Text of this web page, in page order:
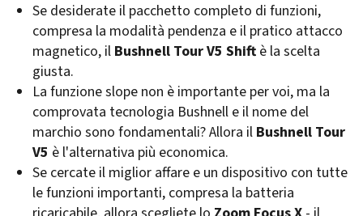
Se desiderate il pacchetto completo di funzioni,
compresa la modalità pendenza e il pratico attacco
magnetico, il Bushnell Tour V5 Shift è la scelta
giusta.
La funzione slope non è importante per voi, ma la
comprovata tecnologia Bushnell e il nome del
marchio sono fondamentali? Allora il Bushnell Tour
V5 è l'alternativa più economica.
Se cercate il miglior affare e un dispositivo con tutte
le funzioni importanti, compresa la batteria